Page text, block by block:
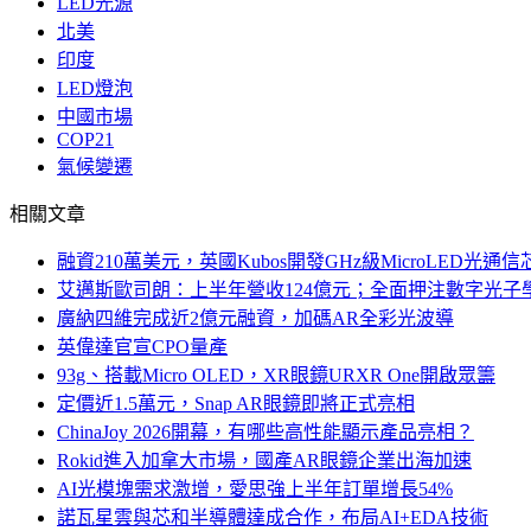
北美
印度
LED燈泡
中國市場
COP21
氣候變遷
相關文章
融資210萬美元，英國Kubos開發GHz級MicroLED光通信
艾邁斯歐司朗：上半年營收124億元；全面押注數字光子
廣納四維完成近2億元融資，加碼AR全彩光波導
英偉達官宣CPO量產
93g、搭載Micro OLED，XR眼鏡URXR One開啟眾籌
定價近1.5萬元，Snap AR眼鏡即將正式亮相
ChinaJoy 2026開幕，有哪些高性能顯示產品亮相？
Rokid進入加拿大市場，國產AR眼鏡企業出海加速
AI光模塊需求激增，愛思強上半年訂單增長54%
諾瓦星雲與芯和半導體達成合作，布局AI+EDA技術